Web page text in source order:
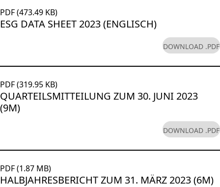
PDF (473.49 KB)
ESG DATA SHEET 2023 (ENGLISCH)
DOWNLOAD .PDF
PDF (319.95 KB)
QUARTEILSMITTEILUNG ZUM 30. JUNI 2023
(9M)
DOWNLOAD .PDF
PDF (1.87 MB)
HALBJAHRESBERICHT ZUM 31. MÄRZ 2023 (6M)